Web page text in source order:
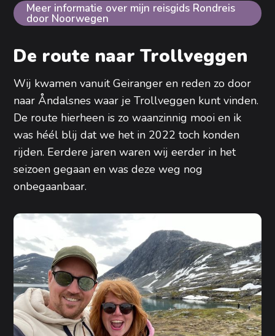
Meer informatie over mijn reisgids Rondreis
door Noorwegen
De route naar Trollveggen
Wij kwamen vanuit Geiranger en reden zo door
naar Åndalsnes waar je Trollveggen kunt vinden.
De route hierheen is zo waanzinnig mooi en ik
was héél blij dat we het in 2022 toch konden
rijden. Eerdere jaren waren wij eerder in het
seizoen gegaan en was deze weg nog
onbegaanbaar.